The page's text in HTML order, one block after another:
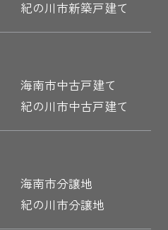
紀の川市新築戸建て
海南市中古戸建て
紀の川市中古戸建て
海南市分譲地
紀の川市分譲地